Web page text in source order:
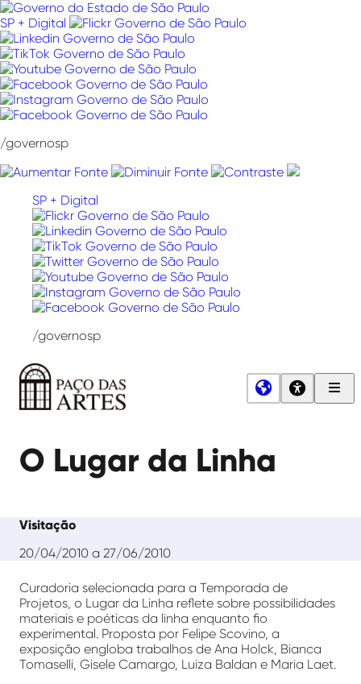
Pular
para
o
conteúdo
SP + Digital
/governosp
SP + Digital
/governosp
Artes
O Lugar da Linha
Visitação
20/04/2010 a 27/06/2010
Curadoria selecionada para a Temporada de
Projetos, o Lugar da Linha reflete sobre possibilidades
materiais e poéticas da linha enquanto fio
experimental. Proposta por Felipe Scovino, a
exposição engloba trabalhos de Ana Holck, Bianca
Tomaselli, Gisele Camargo, Luiza Baldan e Maria Laet.